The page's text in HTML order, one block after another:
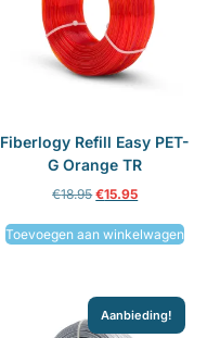
Fiberlogy Refill Easy PET-
G Orange TR
€18.95 €15.95
Toevoegen aan winkelwagen
Aanbieding!